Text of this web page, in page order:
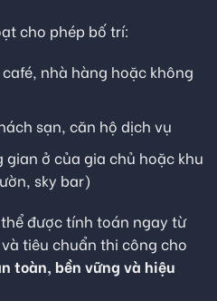
cho phép bố trí:
nhà hàng hoặc không
sạn, căn hộ dịch vụ
gian ở của gia chủ hoặc khu
sky bar)
được tính toán ngay từ
tiêu chuẩn thi công cho
toàn, bền vững và hiệu